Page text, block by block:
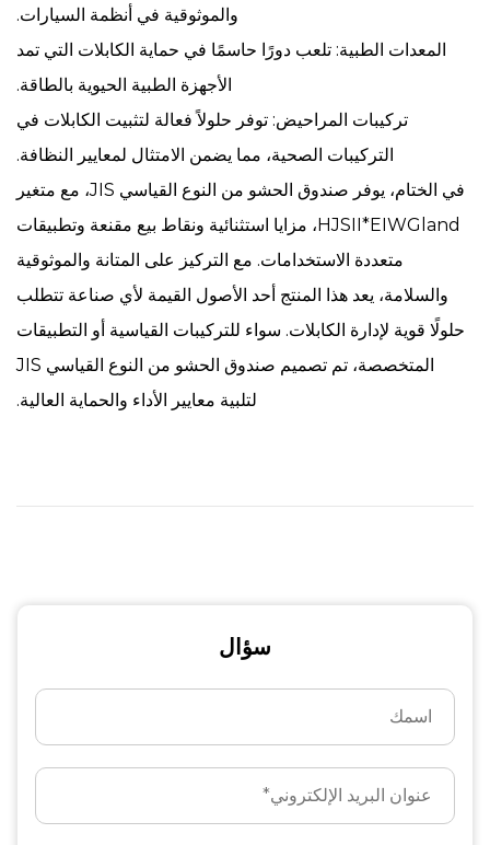
والموثوقية في أنظمة السيارات.
المعدات الطبية: تلعب دورًا حاسمًا في حماية الكابلات التي تمد
الأجهزة الطبية الحيوية بالطاقة.
تركيبات المراحيض: توفر حلولاً فعالة لتثبيت الكابلات في
التركيبات الصحية، مما يضمن الامتثال لمعايير النظافة.
في الختام، يوفر صندوق الحشو من النوع القياسي JIS، مع متغير
HJSII*EIWGland، مزايا استثنائية ونقاط بيع مقنعة وتطبيقات
متعددة الاستخدامات. مع التركيز على المتانة والموثوقية
والسلامة، يعد هذا المنتج أحد الأصول القيمة لأي صناعة تتطلب
حلولًا قوية لإدارة الكابلات. سواء للتركيبات القياسية أو التطبيقات
المتخصصة، تم تصميم صندوق الحشو من النوع القياسي JIS
لتلبية معايير الأداء والحماية العالية.
سؤال